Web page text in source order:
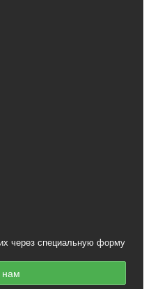
через специальную форму
нам